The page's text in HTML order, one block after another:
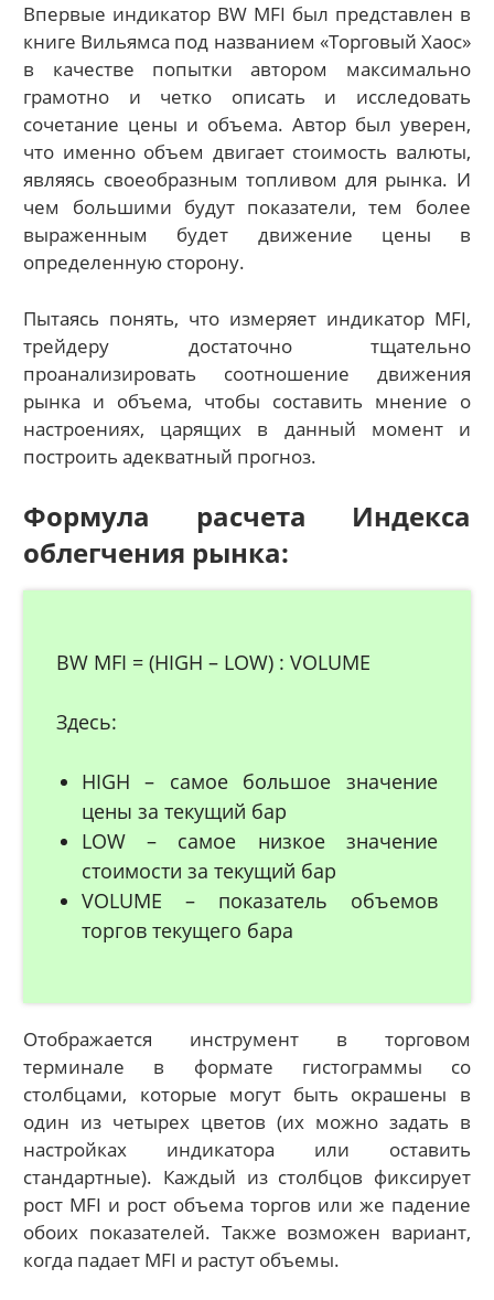
Впервые индикатор BW MFI был представлен в
книге Вильямса под названием «Торговый Хаос»
в качестве попытки автором максимально
грамотно и четко описать и исследовать
сочетание цены и объема. Автор был уверен,
что именно объем двигает стоимость валюты,
являясь своеобразным топливом для рынка. И
чем большими будут показатели, тем более
выраженным будет движение цены в
определенную сторону.
Пытаясь понять, что измеряет индикатор MFI,
трейдеру достаточно тщательно
проанализировать соотношение движения
рынка и объема, чтобы составить мнение о
настроениях, царящих в данный момент и
построить адекватный прогноз.
Формула расчета Индекса
облегчения рынка:
BW MFI = (HIGH – LOW) : VOLUME
Здесь:
HIGH – самое большое значение
цены за текущий бар
LOW – самое низкое значение
стоимости за текущий бар
VOLUME – показатель объемов
торгов текущего бара
Отображается инструмент в торговом
терминале в формате гистограммы со
столбцами, которые могут быть окрашены в
один из четырех цветов (их можно задать в
настройках индикатора или оставить
стандартные). Каждый из столбцов фиксирует
рост MFI и рост объема торгов или же падение
обоих показателей. Также возможен вариант,
когда падает MFI и растут объемы.